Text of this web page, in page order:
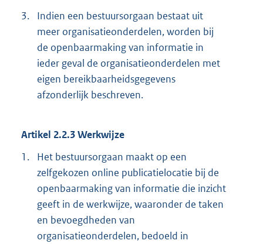
3.
Indien een bestuursorgaan bestaat uit
meer organisatieonderdelen, worden bij
de openbaarmaking van informatie in
ieder geval de organisatieonderdelen met
eigen bereikbaarheidsgegevens
afzonderlijk beschreven.
Artikel 2.2.3 Werkwijze
1.
Het bestuursorgaan maakt op een
zelfgekozen online publicatielocatie bij de
openbaarmaking van informatie die inzicht
geeft in de werkwijze, waaronder de taken
en bevoegdheden van
organisatieonderdelen, bedoeld in